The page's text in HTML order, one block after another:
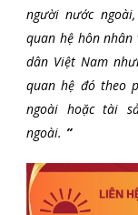
người nước
quan hệ hôn
dân Việt Nam
quan hệ đó theo
ngoài hoặc tài
ngoài. ”